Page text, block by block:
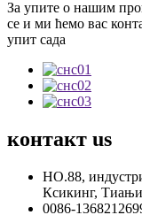
За упите о нашим
се и ми ћемо вас
упит сада
контакт us
НО.88,
Ксикинг,
0086-